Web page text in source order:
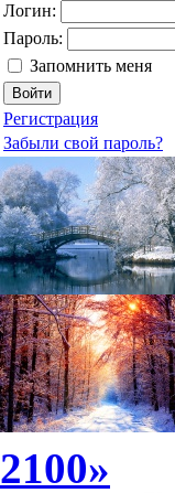
Логин:
Пароль:
Запомнить меня
Регистрация
Забыли свой пароль?
2100»